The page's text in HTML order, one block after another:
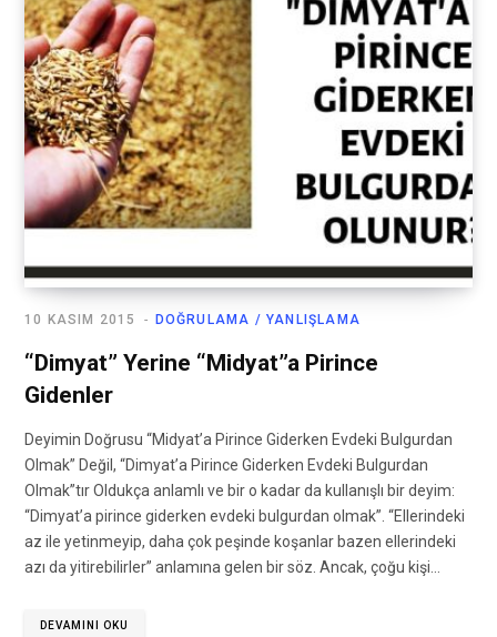
DOĞRULAMA / YANLIŞLAMA
10 KASIM 2015
“Dimyat” Yerine “Midyat”a Pirince
Gidenler
Deyimin Doğrusu “Midyat’a Pirince Giderken Evdeki Bulgurdan
Olmak” Değil, “Dimyat’a Pirince Giderken Evdeki Bulgurdan
Olmak”tır Oldukça anlamlı ve bir o kadar da kullanışlı bir deyim:
“Dimyat’a pirince giderken evdeki bulgurdan olmak”. “Ellerindeki
az ile yetinmeyip, daha çok peşinde koşanlar bazen ellerindeki
azı da yitirebilirler” anlamına gelen bir söz. Ancak, çoğu kişi…
DEVAMINI OKU